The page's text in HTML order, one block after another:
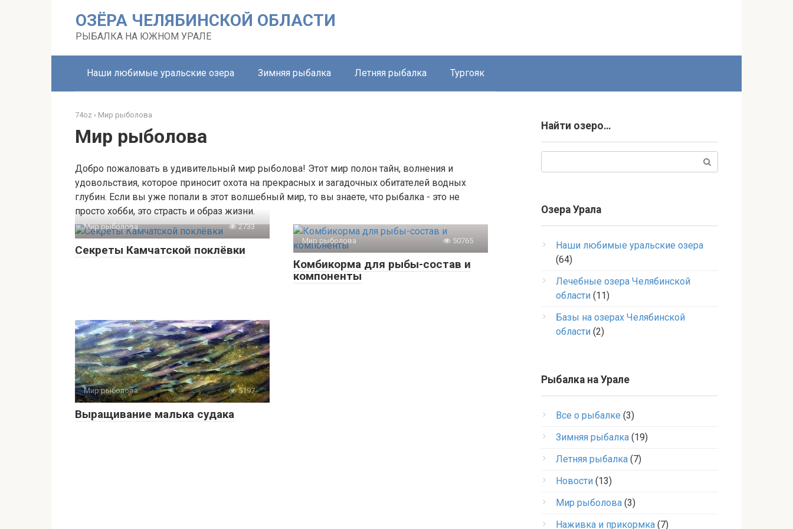
ОЗЁРА ЧЕЛЯБИНСКОЙ ОБЛАСТИ
РЫБАЛКА НА ЮЖНОМ УРАЛЕ
Наши любимые уральские озера Зимняя рыбалка Летняя рыбалка Тургояк
74oz › Мир рыболова
Мир рыболова
Добро пожаловать в удивительный мир рыболова! Этот мир полон тайн, волнения и
удовольствия, которое приносит охота на прекрасных и загадочных обитателей водных
глубин. Если вы уже попали в этот волшебный мир, то вы знаете, что рыбалка - это не
просто хобби, это страсть и образ жизни.
Мир рыболова 2733
Секреты Камчатской поклёвки
Мир рыболова 50765
Комбикорма для рыбы-состав и
компоненты
Мир рыболова 5197
Выращивание малька судака
Найти озеро…
Озера Урала
Наши любимые уральские озера
(64)
Лечебные озера Челябинской
области (11)
Базы на озерах Челябинской
области (2)
Рыбалка на Урале
Все о рыбалке (3)
Зимняя рыбалка (19)
Летняя рыбалка (7)
Новости (13)
Мир рыболова (3)
Наживка и прикормка (7)